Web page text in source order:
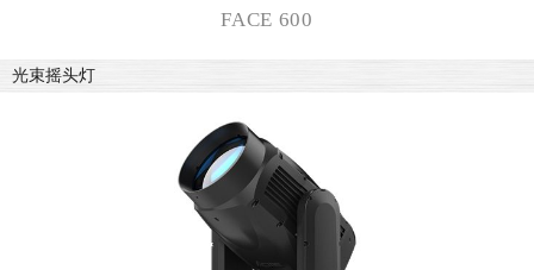
FACE 600
光束摇头灯